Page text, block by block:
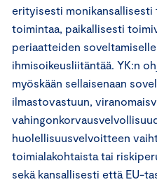
erityisesti
toimintaa, paikallisesti
periaatteiden
ihmisoikeusliitäntää. YK:n
myöskään sellaisenaan
ilmastovastuun,
huolellisuusvelvoitteen
toimialakohtaista tai
sekä kansallisesti että EU-